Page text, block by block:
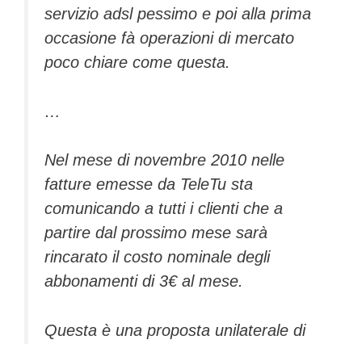
servizio adsl pessimo e poi alla prima
occasione fà operazioni di mercato
poco chiare come questa.
…
Nel mese di novembre 2010 nelle
fatture emesse da TeleTu sta
comunicando a tutti i clienti che a
partire dal prossimo mese sarà
rincarato il costo nominale degli
abbonamenti di 3€ al mese.
Questa è una proposta unilaterale di